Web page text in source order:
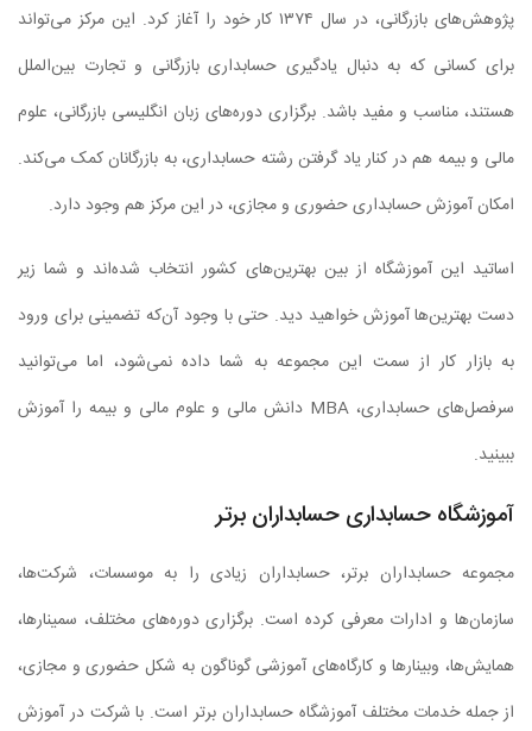
پژوهش‌های بازرگانی، در سال ۱۳۷۴ کار خود را آغاز کرد. این مرکز می‌تواند
برای کسانی که به دنبال یادگیری حسابداری بازرگانی و تجارت بین‌الملل
هستند، مناسب و مفید باشد. برگزاری دوره‌های زبان انگلیسی بازرگانی، علوم
مالی و بیمه هم در کنار یاد گرفتن رشته حسابداری، به بازرگانان کمک می‌کند.
امکان آموزش حسابداری حضوری و مجازی، در این مرکز هم وجود دارد.
اساتید این آموزشگاه از بین بهترین‌های کشور انتخاب شده‌اند و شما زیر
دست بهترین‌ها آموزش خواهید دید. حتی با وجود آن‌که تضمینی برای ورود
به بازار کار از سمت این مجموعه به شما داده نمی‌شود، اما می‌توانید
سرفصل‌های حسابداری، MBA دانش مالی و علوم مالی و بیمه را آموزش
ببینید.
آموزشگاه حسابداری حسابداران برتر
مجموعه حسابداران برتر، حسابداران زیادی را به موسسات، شرکت‌ها،
سازمان‌ها و ادارات معرفی کرده است. برگزاری دوره‌های مختلف، سمینارها،
همایش‌ها، وبینار‌ها و کارگاه‌های آموزشی گوناگون به شکل حضوری و مجازی،
از جمله خدمات مختلف آموزشگاه حسابداران برتر است. با شرکت در آموزش